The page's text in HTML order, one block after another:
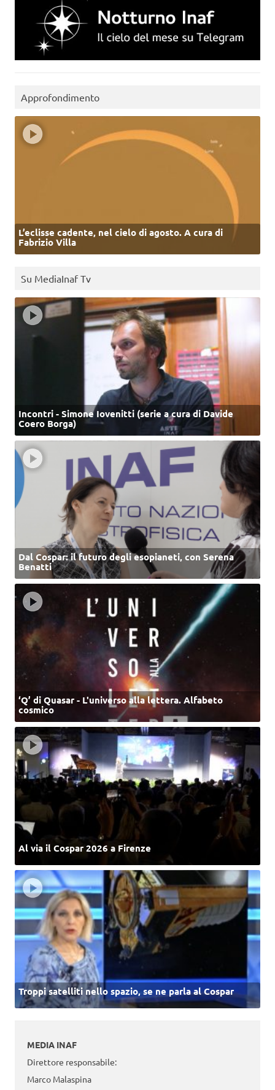
Approfondimento
L’eclisse cadente, nel cielo di agosto. A cura di
Fabrizio Villa
Su MediaInaf Tv
Incontri - Simone Iovenitti (serie a cura di Davide
Coero Borga)
Dal Cospar: il futuro degli esopianeti, con Serena
Benatti
‘Q’ di Quasar - L'universo alla lettera. Alfabeto
cosmico
Al via il Cospar 2026 a Firenze
Troppi satelliti nello spazio, se ne parla al Cospar
MEDIA INAF
Direttore responsabile:
Marco Malaspina